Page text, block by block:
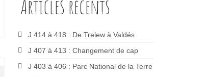
Articles récents
J 414 à 418 : De Trelew à Valdés
J 407 à 413 : Changement de cap
J 403 à 406 : Parc National de la Terre